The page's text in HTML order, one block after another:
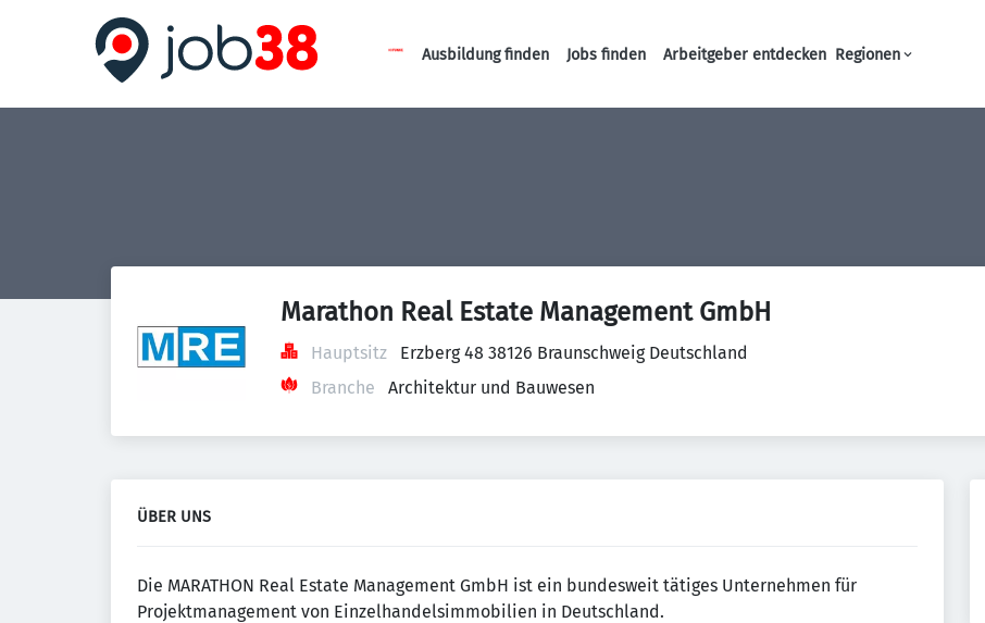
Haupt-Navigation
Ausbildung finden Jobs finden Arbeitgeber entdecken Regionen
Marathon Real Estate Management GmbH
Hauptsitz
Erzberg 48 38126 Braunschweig Deutschland
Branche
Architektur und Bauwesen
ÜBER UNS
Die MARATHON Real Estate Management GmbH ist ein bundesweit tätiges Unternehmen für
Projektmanagement von Einzelhandelsimmobilien in Deutschland.